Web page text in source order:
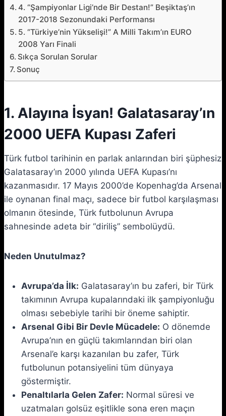
4. “Şampiyonlar Ligi’nde Bir Destan!” Beşiktaş’ın
2017-2018 Sezonundaki Performansı
5. “Türkiye’nin Yükselişi!” A Milli Takım’ın EURO
2008 Yarı Finali
Sıkça Sorulan Sorular
Sonuç
1. Alayına İsyan! Galatasaray’ın
2000 UEFA Kupası Zaferi
Türk futbol tarihinin en parlak anlarından biri şüphesiz
Galatasaray’ın 2000 yılında UEFA Kupası’nı
kazanmasıdır. 17 Mayıs 2000’de Kopenhag’da Arsenal
ile oynanan final maçı, sadece bir futbol karşılaşması
olmanın ötesinde, Türk futbolunun Avrupa
sahnesinde adeta bir “diriliş” sembolüydü.
Neden Unutulmaz?
Avrupa’da İlk: Galatasaray’ın bu zaferi, bir Türk
takımının Avrupa kupalarındaki ilk şampiyonluğu
olması sebebiyle tarihi bir öneme sahiptir.
Arsenal Gibi Bir Devle Mücadele: O dönemde
Avrupa’nın en güçlü takımlarından biri olan
Arsenal’e karşı kazanılan bu zafer, Türk
futbolunun potansiyelini tüm dünyaya
göstermiştir.
Penaltılarla Gelen Zafer: Normal süresi ve
uzatmaları golsüz eşitlikle sona eren maçın